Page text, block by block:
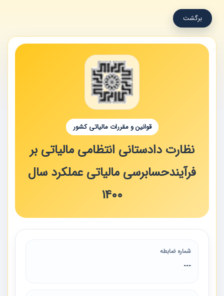
برگشت
قوانین و مقررات مالیاتی کشور
نظارت دادستانی انتظامی مالیاتی بر
فرآیندحسابرسی مالیاتی عملکرد سال
1400
شماره ضابطه
---